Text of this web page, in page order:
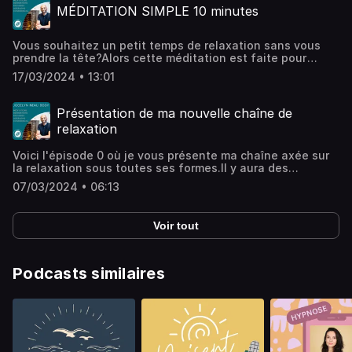
Visitez ausha.co/politique-de-confidentialite pour plus
d'informations.
MÉDITATION SIMPLE 10 minutes
Vous souhaitez un petit temps de relaxation sans vous
prendre la tête?Alors cette méditation est faite pour
vous.Pas besoin de réfléchir. Vous n'avez à vous laisser
guider... et la détente viendra toute seule.Hébergé par
plus d'informations.
17/03/2024 • 13:01
Présentation de ma nouvelle chaîne de
relaxation
Voici l'épisode 0 où je vous présente ma chaîne axée sur
la relaxation sous toutes ses formes.Il y aura des
respirations, des méditations, des méthodes de gestion
des émotions, des interviews de personnes inspirantes et
stress, la confiance en soi...Vous retrouverez un nouvel
épisode tous les dimanches!N'hésitez pas à partager, à
me donner votre avis, des suggestions et à donner de la
bien-être et émotionnel, coach sportif et conférencier67B
rue Roger Salengro, ToursHébergé par Ausha. Visitez
d'informations.
07/03/2024 • 06:13
Voir tout
Podcasts similaires